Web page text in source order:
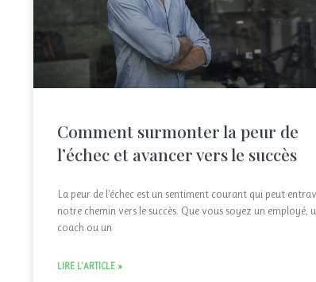
Comment surmonter la peur de
l’échec et avancer vers le succès
La peur de l’échec est un sentiment courant qui peut
notre chemin vers le succès. Que vous soyez un employé,
coach ou un
LIRE L'ARTICLE »